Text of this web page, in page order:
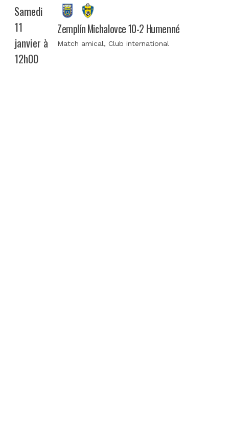
Samedi
11
janvier à
12h00
Zemplín Michalovce 10-2 Humenné
Match amical, Club international